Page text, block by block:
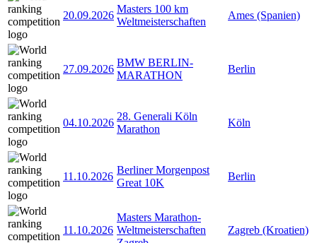
20.09.2026
Masters 100 km
Weltmeisterschaften
Ames (Spanien)
27.09.2026
BMW BERLIN-
MARATHON
Berlin
04.10.2026
28. Generali Köln
Marathon
Köln
11.10.2026
Berliner Morgenpost
Great 10K
Berlin
11.10.2026
Masters Marathon-
Weltmeisterschaften
Zagreb (Kroatien)